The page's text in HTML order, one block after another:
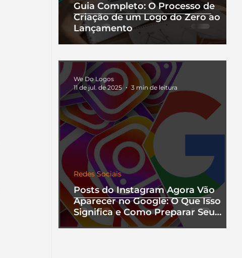
Guia Completo: O Processo de
Criação de um Logo do Zero ao
Lançamento
Posts do Instagram Agora Vão
Aparecer no Google: O Que Isso
Significa e Como Preparar Seu
Perfil
Redes Sociais
We Do Logos
11 de jul. de 2025
3 min de leitura